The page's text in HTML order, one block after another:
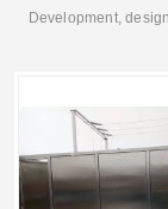
Development,